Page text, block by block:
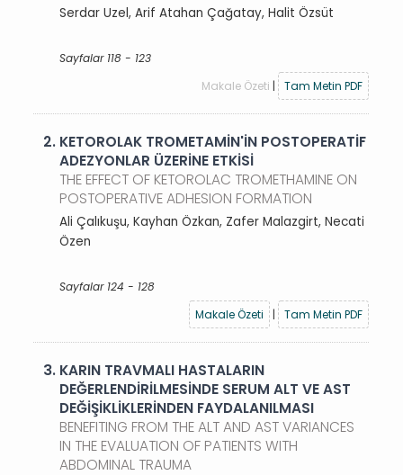
Serdar Uzel, Arif Atahan Çağatay, Halit Özsüt
Sayfalar 118 - 123
Makale Özeti | Tam Metin PDF
2. KETOROLAK TROMETAMİN'İN POSTOPERATİF
ADEZYONLAR ÜZERİNE ETKİSİ
THE EFFECT OF KETOROLAC TROMETHAMINE ON
POSTOPERATIVE ADHESION FORMATION
Ali Çalıkuşu, Kayhan Özkan, Zafer Malazgirt, Necati
Özen
Sayfalar 124 - 128
Makale Özeti
| Tam Metin PDF
3. KARIN TRAVMALI HASTALARIN
DEĞERLENDİRİLMESİNDE SERUM ALT VE AST
DEĞİŞİKLİKLERİNDEN FAYDALANILMASI
BENEFITING FROM THE ALT AND AST VARIANCES
IN THE EVALUATION OF PATIENTS WITH
ABDOMINAL TRAUMA